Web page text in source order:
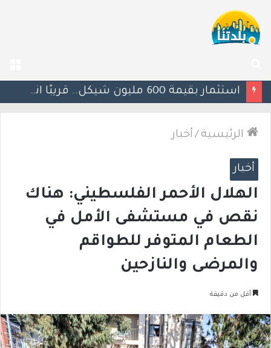
عن
الرئيسية / أخبار
أخبار
الهلال الأحمر الفلسطيني: هناك
نقص في مستشفى الأمل في
الطعام المتوفر للطواقم
والمرضى والنازحين
أقل من دقيقة